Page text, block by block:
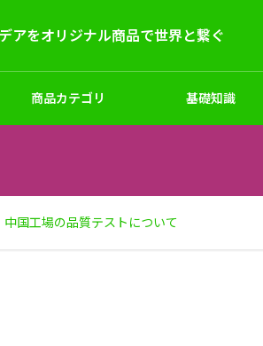
アをオリジナル商品で世界と繋ぐ
商品カテゴリ 基礎知識
サンプル試作
中国工場の品質テストについて